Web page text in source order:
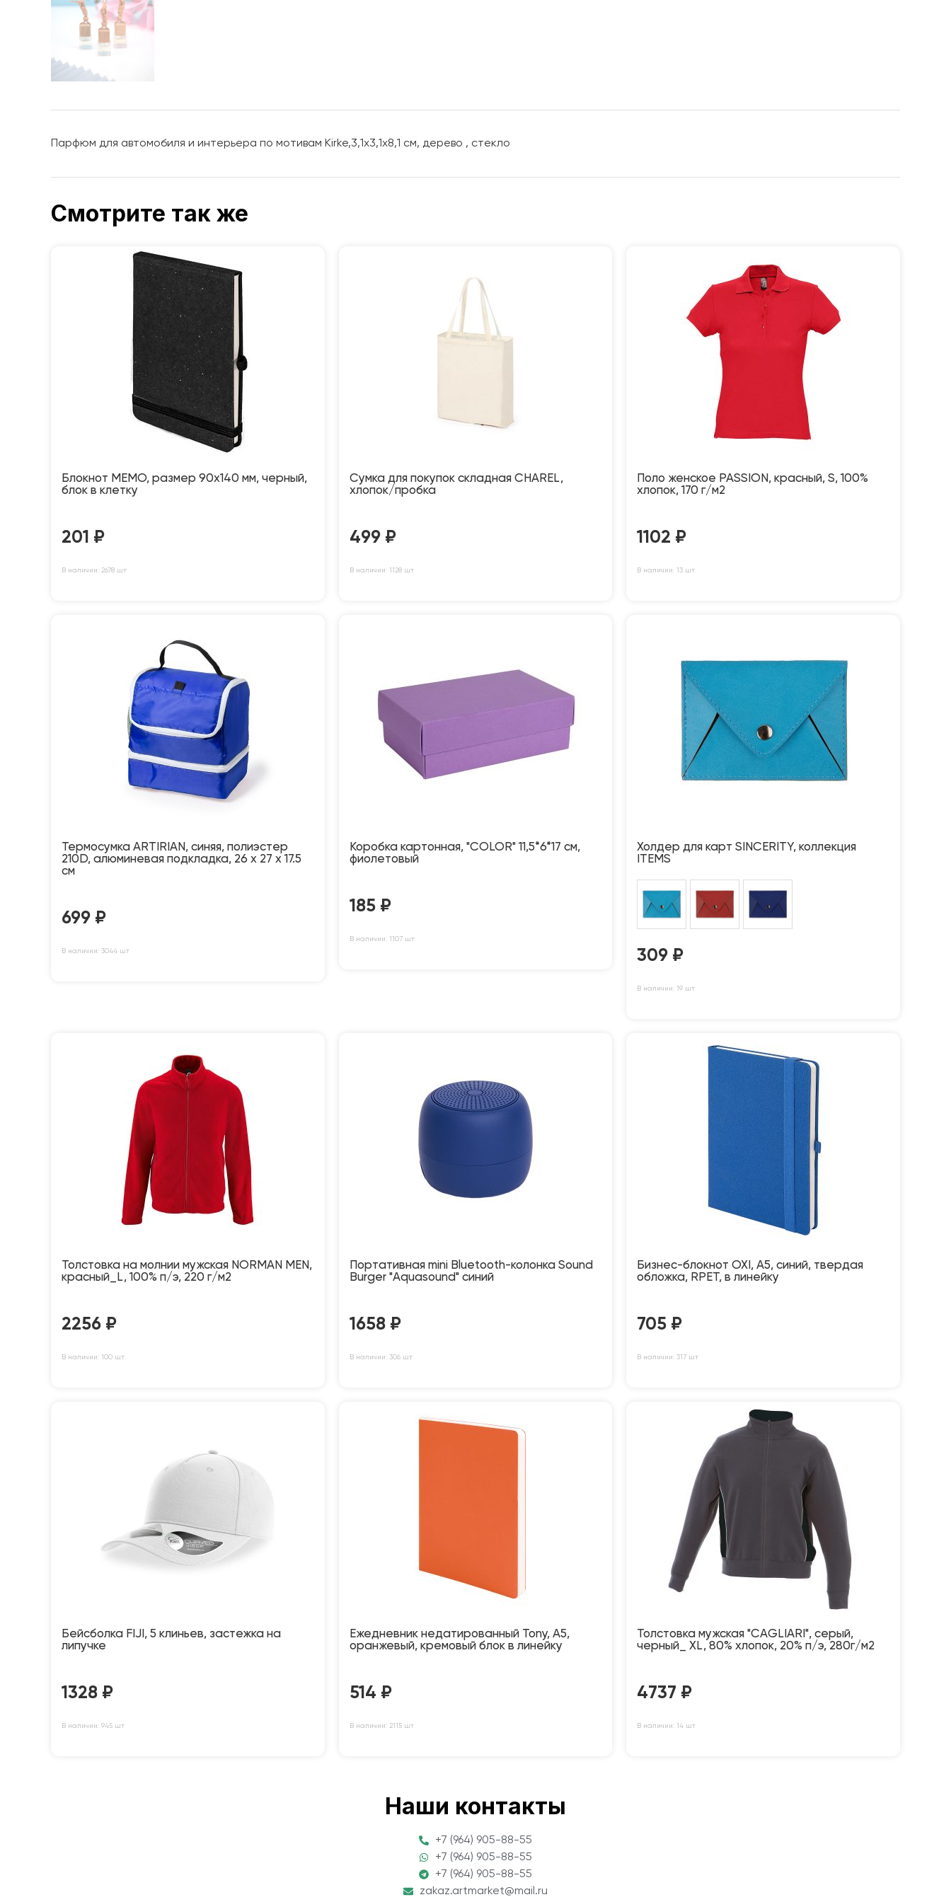
Парфюм для автомобиля и интерьера по мотивам Kirke,3,1х3,1х8,1 см, дерево , стекло
Смотрите так же
Блокнот MEMO, размер 90х140 мм, черный,
блок в клетку
201 ₽
В наличии: 2678 шт
Сумка для покупок складная CHAREL,
хлопок/пробка
499 ₽
В наличии: 1128 шт
Поло женское PASSION, красный, S, 100%
хлопок, 170 г/м2
1102 ₽
В наличии: 13 шт
Термосумка ARTIRIAN, синяя, полиэстер
210D, алюминевая подкладка, 26 x 27 x 17.5
см
699 ₽
В наличии: 3044 шт
Коробка картонная, "COLOR" 11,5*6*17 см,
фиолетовый
185 ₽
В наличии: 1107 шт
Холдер для карт SINCERITY, коллекция
ITEMS
309 ₽
В наличии: 19 шт
Толстовка на молнии мужская NORMAN MEN,
красный_L, 100% п/э, 220 г/м2
2256 ₽
В наличии: 100 шт
Портативная mini Bluetooth-колонка Sound
Burger "Aquasound" синий
1658 ₽
В наличии: 306 шт
Бизнес-блокнот OXI, A5, синий, твердая
обложка, RPET, в линейку
705 ₽
В наличии: 317 шт
Бейсболка FIJI, 5 клиньев, застежка на
липучке
1328 ₽
В наличии: 945 шт
Ежедневник недатированный Tony, А5,
оранжевый, кремовый блок в линейку
514 ₽
В наличии: 2115 шт
Толстовка мужская "CAGLIARI", серый,
черный_ XL, 80% хлопок, 20% п/э, 280г/м2
4737 ₽
В наличии: 14 шт
Наши контакты
+7 (964) 905-88-55
+7 (964) 905-88-55
+7 (964) 905-88-55
zakaz.artmarket@mail.ru